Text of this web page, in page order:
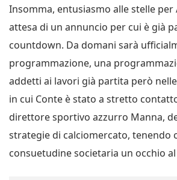
Insomma, entusiasmo alle stelle per
attesa di un annuncio per cui è già
countdown. Da domani sarà
programmazione, una
addetti ai lavori già partita però
in cui Conte è stato a stretto
direttore sportivo azzurro Manna,
strategie di calciomercato, tenendo
consuetudine societaria un occhio